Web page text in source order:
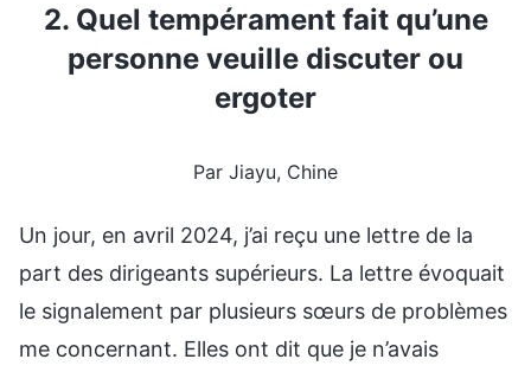
2. Quel tempérament fait qu’une
personne veuille discuter ou
ergoter
Par Jiayu, Chine
Un jour, en avril 2024, j’ai reçu une lettre de la
part des dirigeants supérieurs. La lettre évoquait
le signalement par plusieurs sœurs de problèmes
me concernant. Elles ont dit que je n’avais